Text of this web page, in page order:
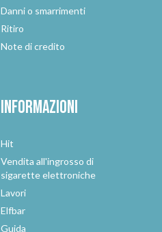
Danni o smarrimenti
Ritiro
Note di credito
Informazioni
Hit
Vendita all'ingrosso di
sigarette elettroniche
Lavori
Elfbar
Guida